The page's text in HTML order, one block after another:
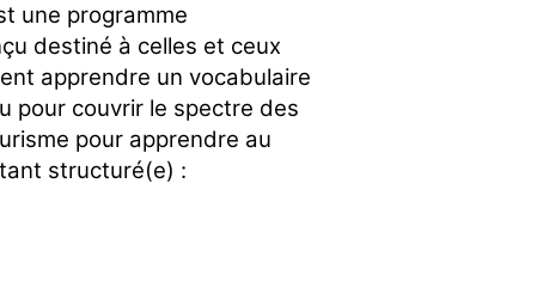
une programme
destiné à celles et ceux
apprendre un vocabulaire
pour couvrir le spectre des
pour apprendre au
structuré(e) :